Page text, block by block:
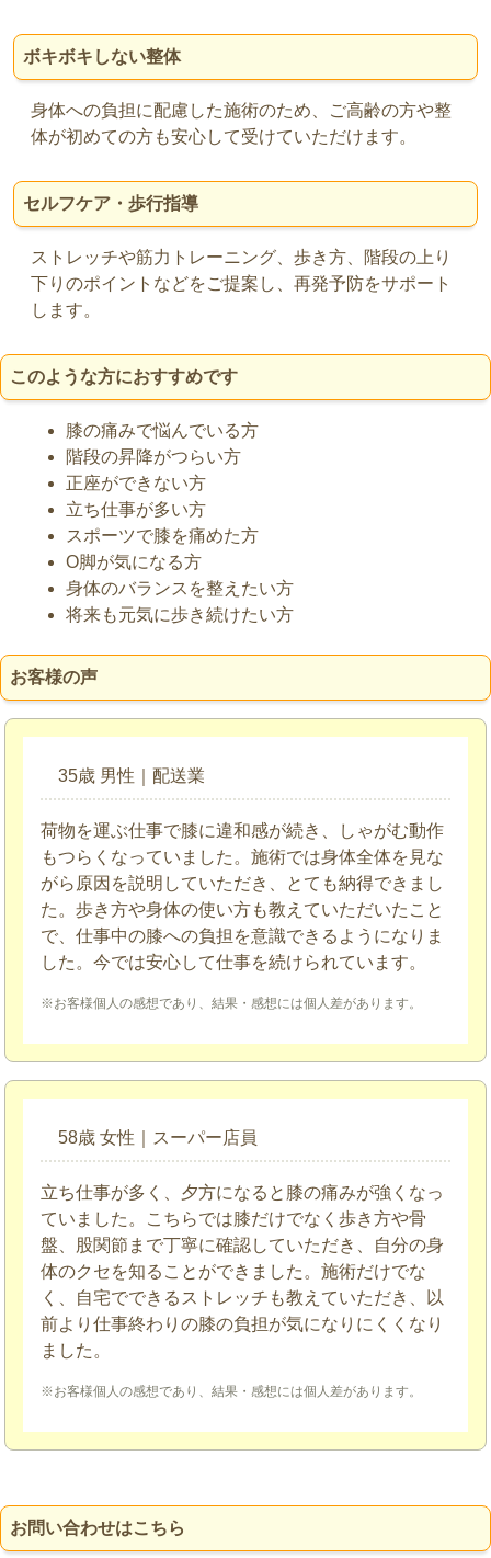
ボキボキしない整体
身体への負担に配慮した施術のため、ご高齢の方や整
体が初めての方も安心して受けていただけます。
セルフケア・歩行指導
ストレッチや筋力トレーニング、歩き方、階段の上り
下りのポイントなどをご提案し、再発予防をサポート
します。
このような方におすすめです
膝の痛みで悩んでいる方
階段の昇降がつらい方
正座ができない方
立ち仕事が多い方
スポーツで膝を痛めた方
O脚が気になる方
身体のバランスを整えたい方
将来も元気に歩き続けたい方
お客様の声
35歳 男性｜配送業
荷物を運ぶ仕事で膝に違和感が続き、しゃがむ動作
もつらくなっていました。施術では身体全体を見な
がら原因を説明していただき、とても納得できまし
た。歩き方や身体の使い方も教えていただいたこと
で、仕事中の膝への負担を意識できるようになりま
した。今では安心して仕事を続けられています。
※お客様個人の感想であり、結果・感想には個人差があります。
58歳 女性｜スーパー店員
立ち仕事が多く、夕方になると膝の痛みが強くなっ
ていました。こちらでは膝だけでなく歩き方や骨
盤、股関節まで丁寧に確認していただき、自分の身
体のクセを知ることができました。施術だけでな
く、自宅でできるストレッチも教えていただき、以
前より仕事終わりの膝の負担が気になりにくくなり
ました。
※お客様個人の感想であり、結果・感想には個人差があります。
お問い合わせはこちら